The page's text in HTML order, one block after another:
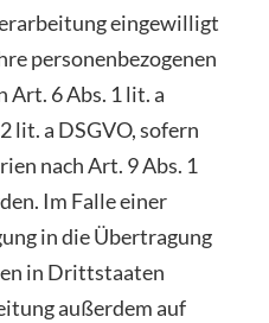
eingewilligt
personenbezogenen
Art. 6 Abs. 1 lit. a
lit. a DSGVO, sofern
nach Art. 9 Abs. 1
Im Falle einer
in die Übertragung
in Drittstaaten
außerdem auf